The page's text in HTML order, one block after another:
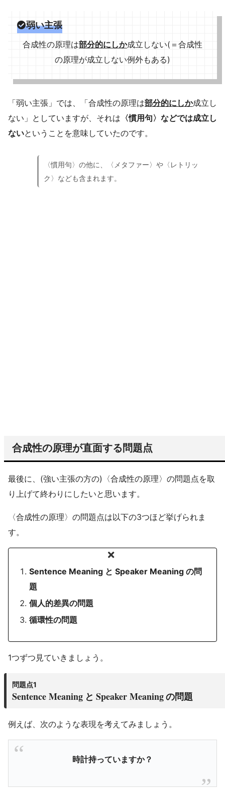
弱い主張
合成性の原理は部分的にしか成立しない(＝合成性
の原理が成立しない例外もある)
「弱い主張」では、「合成性の原理は部分的にしか成立し
ない」としていますが、それは 〈慣用句〉などでは成立し
ないということを意味していたのです。
〈慣用句〉の他に、〈メタファー〉や〈レトリッ
ク〉なども含まれます。
合成性の原理が直面する問題点
最後に、(強い主張の方の)〈合成性の原理〉の問題点を取
り上げて終わりにしたいと思います。
〈合成性の原理〉の問題点は以下の3つほど挙げられま
す。
Sentence Meaning と Speaker Meaning の問
題
個人的差異の問題
循環性の問題
1つずつ見ていきましょう。
問題点1
Sentence Meaningと Speaker Meaningの問題
例えば、次のような表現を考えてみましょう。
時計持っていますか？